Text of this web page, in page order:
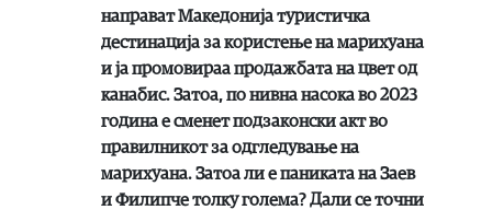
направат Македонија туристичка
дестинација за користење на марихуана
и ја промовираа продажбата на цвет од
канабис. Затоа, по нивна насока во 2023
година е сменет подзаконски акт во
правилникот за одгледување на
марихуана. Затоа ли е паниката на Заев
и Филипче толку голема? Дали се точни